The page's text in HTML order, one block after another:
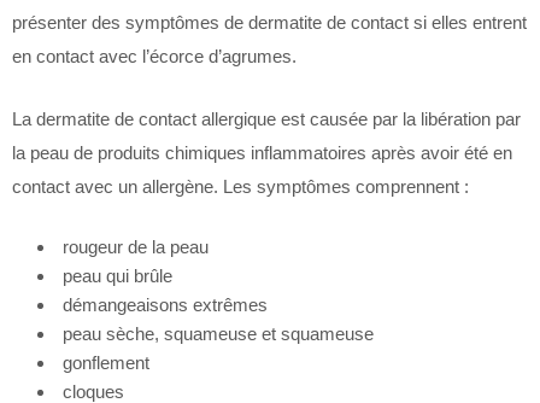
présenter des symptômes de dermatite de contact si elles entrent
en contact avec l’écorce d’agrumes.
La dermatite de contact allergique est causée par la libération par
la peau de produits chimiques inflammatoires après avoir été en
contact avec un allergène. Les symptômes comprennent :
rougeur de la peau
peau qui brûle
démangeaisons extrêmes
peau sèche, squameuse et squameuse
gonflement
cloques